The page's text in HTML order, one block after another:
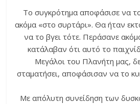
Το συγκρότημα αποφάσισε να το
ακόμα «στο συρτάρι». Θα ήταν
να το βγει τότε. Περάσανε
κατάλαβαν ότι αυτό το
Μεγάλοι του Πλανήτη μας,
σταματήσει, αποφάσισαν να το
Με απόλυτη συνείδηση των